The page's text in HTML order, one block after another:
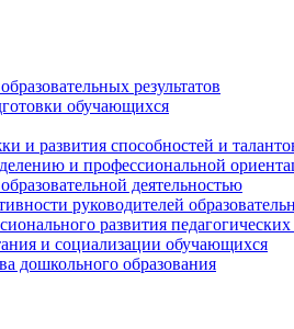
результатов
обучающихся
и развития способностей и
и профессиональной
деятельностью
руководителей
развития
и социализации обучающихся
дошкольного образования